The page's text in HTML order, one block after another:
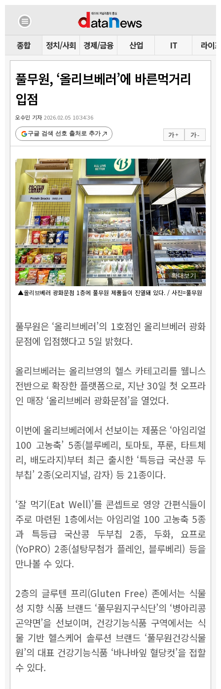
종합 정치/사회 경제/금융 산업 IT 라이프
풀무원, ‘올리브베러’에 바른먹거리
입점
오수민 기자2026.02.05 10:34:36
가 + 가 -
구글 검색 선호 출처로 추가
확대보기
▲올리브베러 광화문점 1층에 풀무원 제품들이 진열돼 있다. / 사진=풀무원
풀무원은 ‘올리브베러’의 1호점인 올리브베러 광화
문점에 입점했다고 5일 밝혔다.
올리브베러는 올리브영의 헬스 카테고리를 웰니스
전반으로 확장한 플랫폼으로, 지난 30일 첫 오프라
인 매장 ‘올리브베러 광화문점’을 열었다.
이번에 올리브베러에서 선보이는 제품은 ‘아임리얼
100 고농축’ 5종(블루베리, 토마토, 푸룬, 타트체
리, 배도라지)부터 최근 출시한 ‘특등급 국산콩 두
부칩’ 2종(오리지널, 감자) 등 21종이다.
‘잘 먹기(Eat Well)’를 콘셉트로 영양 간편식들이
주로 마련된 1층에서는 아임리얼 100 고농축 5종
과 특등급 국산콩 두부칩 2종, 두화, 요프로
(YoPRO) 2종(설탕무첨가 플레인, 블루베리) 등을
만나볼 수 있다.
2층의 글루텐 프리(Gluten Free) 존에서는 식물
성 지향 식품 브랜드 ‘풀무원지구식단’의 ‘병아리콩
곤약면’을 선보이며, 건강기능식품 구역에서는 식
물 기반 헬스케어 솔루션 브랜드 ‘풀무원건강식물
원’의 대표 건강기능식품 ‘바나바잎 혈당컷’을 접할
수 있다.